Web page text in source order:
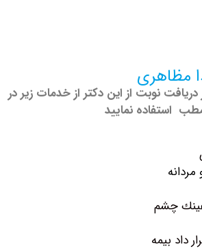
از این دکتر از خدمات زیر در
نمایید